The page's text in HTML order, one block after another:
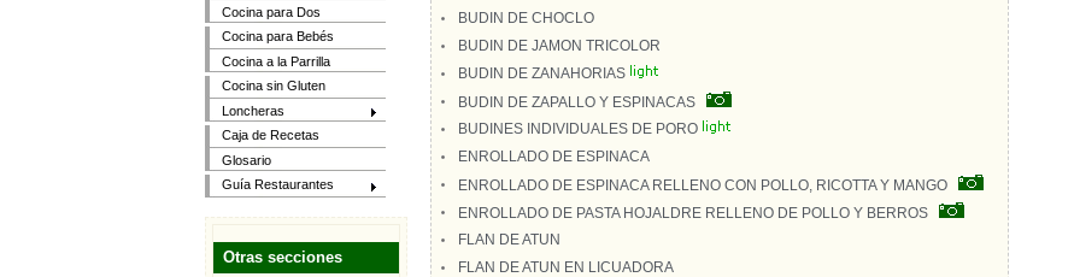
Cocina para Dos
Cocina para Bebés
Cocina a la Parrilla
Cocina sin Gluten
Loncheras
Caja de Recetas
Glosario
Guía Restaurantes
Otras secciones
BUDIN DE CHOCLO
BUDIN DE JAMON TRICOLOR
BUDIN DE ZANAHORIAS
BUDIN DE ZAPALLO Y ESPINACAS
BUDINES INDIVIDUALES DE PORO
ENROLLADO DE ESPINACA
ENROLLADO DE ESPINACA RELLENO CON POLLO, RICOTTA Y MANGO
ENROLLADO DE PASTA HOJALDRE RELLENO DE POLLO Y BERROS
FLAN DE ATUN
FLAN DE ATUN EN LICUADORA